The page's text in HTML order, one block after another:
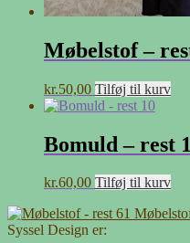
Møbelstof –
kr.50,00 Tilføj til kurv
Bomuld – rest
kr.60,00 Tilføj til kurv
Syssel Design er: